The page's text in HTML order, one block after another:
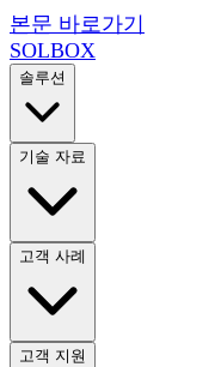
본문 바로가기
SOLBOX
솔루션
기술 자료
고객 사례
고객 지원